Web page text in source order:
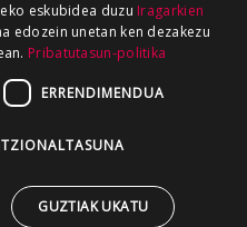
eskubidea duzu Iragarkien
edozein unetan ken dezakezu
Pribatutasun-politika
ERRENDIMENDUA
GUZTIAK UKATU